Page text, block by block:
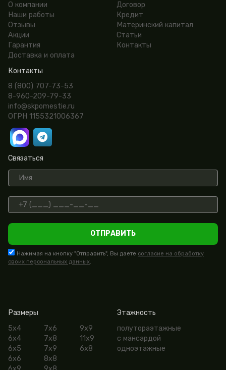
О компании
Наши работы
Отзывы
Акции
Гарантия
Доставка и оплата
Договор
Кредит
Материнский капитал
Статьи
Контакты
Контакты
8 (800) 707-73-53
8-960-209-79-33
info@skpomestie.ru
ОГРН 1155321006367
Связаться
ОТПРАВИТЬ
Нажимая на кнопку "Отправить", Вы даете согласие на обработку
своих персональных данных.
Размеры
5х4
6х4
6х5
6х6
7х6
7х8
7х9
8х8
9х9
11х9
6х8
Этажность
полутораэтажные
с мансардой
одноэтажные